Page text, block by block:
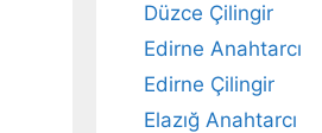
Düzce Çilingir
Edirne Anahtarcı
Edirne Çilingir
Elazığ Anahtarcı